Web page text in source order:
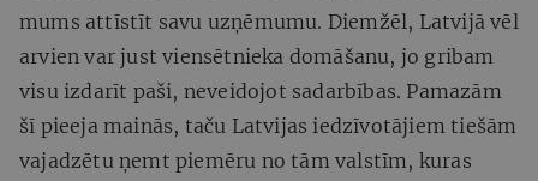
mums attīstīt savu uzņēmumu. Diemžēl, Latvijā vēl
arvien var just viensētnieka domāšanu, jo gribam
visu izdarīt paši, neveidojot sadarbības. Pamazām
šī pieeja mainās, taču Latvijas iedzīvotājiem tiešām
vajadzētu ņemt piemēru no tām valstīm, kuras